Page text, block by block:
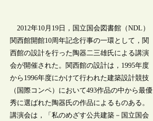
2012年10月19日，国立国会図書館（NDL）
関西館開館10周年記念行事の一環として，関
西館の設計を行った陶器二三雄氏による講演
会が開催された。関西館の設計は，1995年度
から1996年度にかけて行われた建築設計競技
（国際コンペ）において493作品の中から最優
秀に選ばれた陶器氏の作品によるものある。
講演会は，「私のめざす公共建築－国立国会